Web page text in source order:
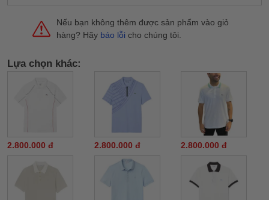
Nếu bạn không thêm được sản phẩm vào giỏ
hàng? Hãy báo lỗi cho chúng tôi.
Lựa chọn khác:
2.800.000 đ 2.800.000 đ 2.800.000 đ